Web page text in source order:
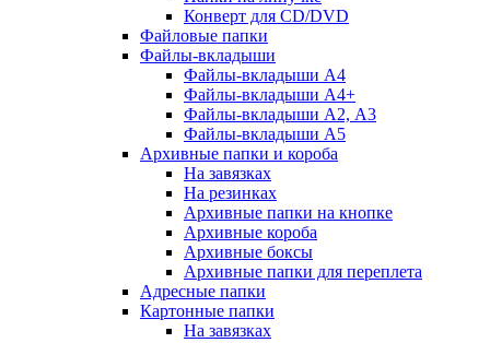
Конверт для CD/DVD
Файловые папки
Файлы-вкладыши
Файлы-вкладыши А4
Файлы-вкладыши А4+
Файлы-вкладыши А2, А3
Файлы-вкладыши А5
Архивные папки и короба
На завязках
На резинках
Архивные папки на кнопке
Архивные короба
Архивные боксы
Архивные папки для переплета
Адресные папки
Картонные папки
На завязках